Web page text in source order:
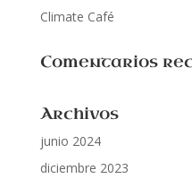
Climate Café
Comentarios
Archivos
junio 2024
diciembre 2023